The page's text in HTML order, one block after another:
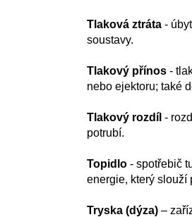
Tlaková ztráta-
soustavy.
Tlakový přínos-
nebo ejektoru; také
Tlakový rozdíl-
potrubí.
Topidlo- spotřebič
energie, který
Tryska (dýza)–